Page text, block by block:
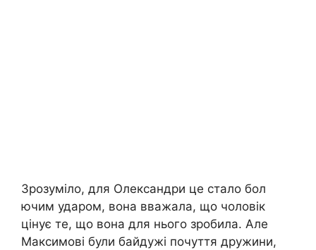
Зрозуміло, для Олександри це стало бол
ючим ударом, вона вважала, що чоловік
цінує те, що вона для нього зробила. Але
Максимові були байдужі почуття дружини,